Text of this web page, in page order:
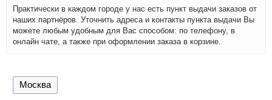
Практически в каждом городе у нас есть пункт выдачи заказов от
наших партнёров. Уточнить адреса и контакты пункта выдачи Вы
можете любым удобным для Вас способом: по телефону, в
онлайн чате, а также при оформлении заказа в корзине.
Москва